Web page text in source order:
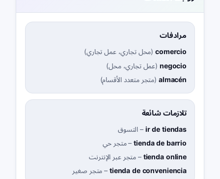
مرادفات
comercio
(محل تجاري، عمل تجاري)
negocio
(عمل تجاري، محل)
almacén
(متجر متعدد الأقسام)
تلازمات شائعة
ir de tiendas
–التسوق
tienda de barrio
–متجر حي
tienda online
–متجر عبر الإنترنت
tienda de conveniencia
–متجر صغير